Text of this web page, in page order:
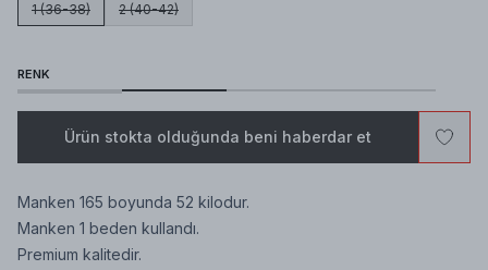
1 (36-38) 2 (40-42)
RENK
Ürün stokta olduğunda beni haberdar et
Manken 165 boyunda 52 kilodur.
Manken 1 beden kullandı.
Premium kalitedir.